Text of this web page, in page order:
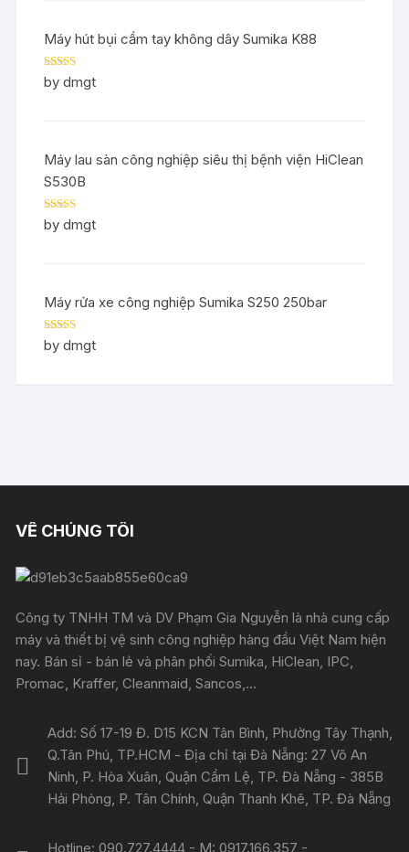
Máy hút bụi cầm tay không dây Sumika K88
Rated5out
of 5
by dmgt
Máy lau sàn công nghiệp siêu thị bệnh viện HiClean
S530B
Rated5out
of 5
by dmgt
Máy rửa xe công nghiệp Sumika S250 250bar
Rated5out
of 5
by dmgt
VỀ CHÚNG TÔI
Công ty TNHH TM và DV Phạm Gia Nguyễn là nhà cung cấp
máy và thiết bị vệ sinh công nghiệp hàng đầu Việt Nam hiện
nay. Bán sỉ - bán lẻ và phân phối Sumika, HiClean, IPC,
Promac, Kraffer, Cleanmaid, Sancos,...
Add: Số 17-19 Đ. D15 KCN Tân Bình, Phường Tây Thạnh,
Q.Tân Phú, TP.HCM - Địa chỉ tại Đà Nẵng: 27 Võ An
Ninh, P. Hòa Xuân, Quận Cẩm Lệ, TP. Đà Nẵng - 385B
Hải Phòng, P. Tân Chính, Quận Thanh Khê, TP. Đà Nẵng
Hotline: 090.727.4444 - M: 0917.166.357 -